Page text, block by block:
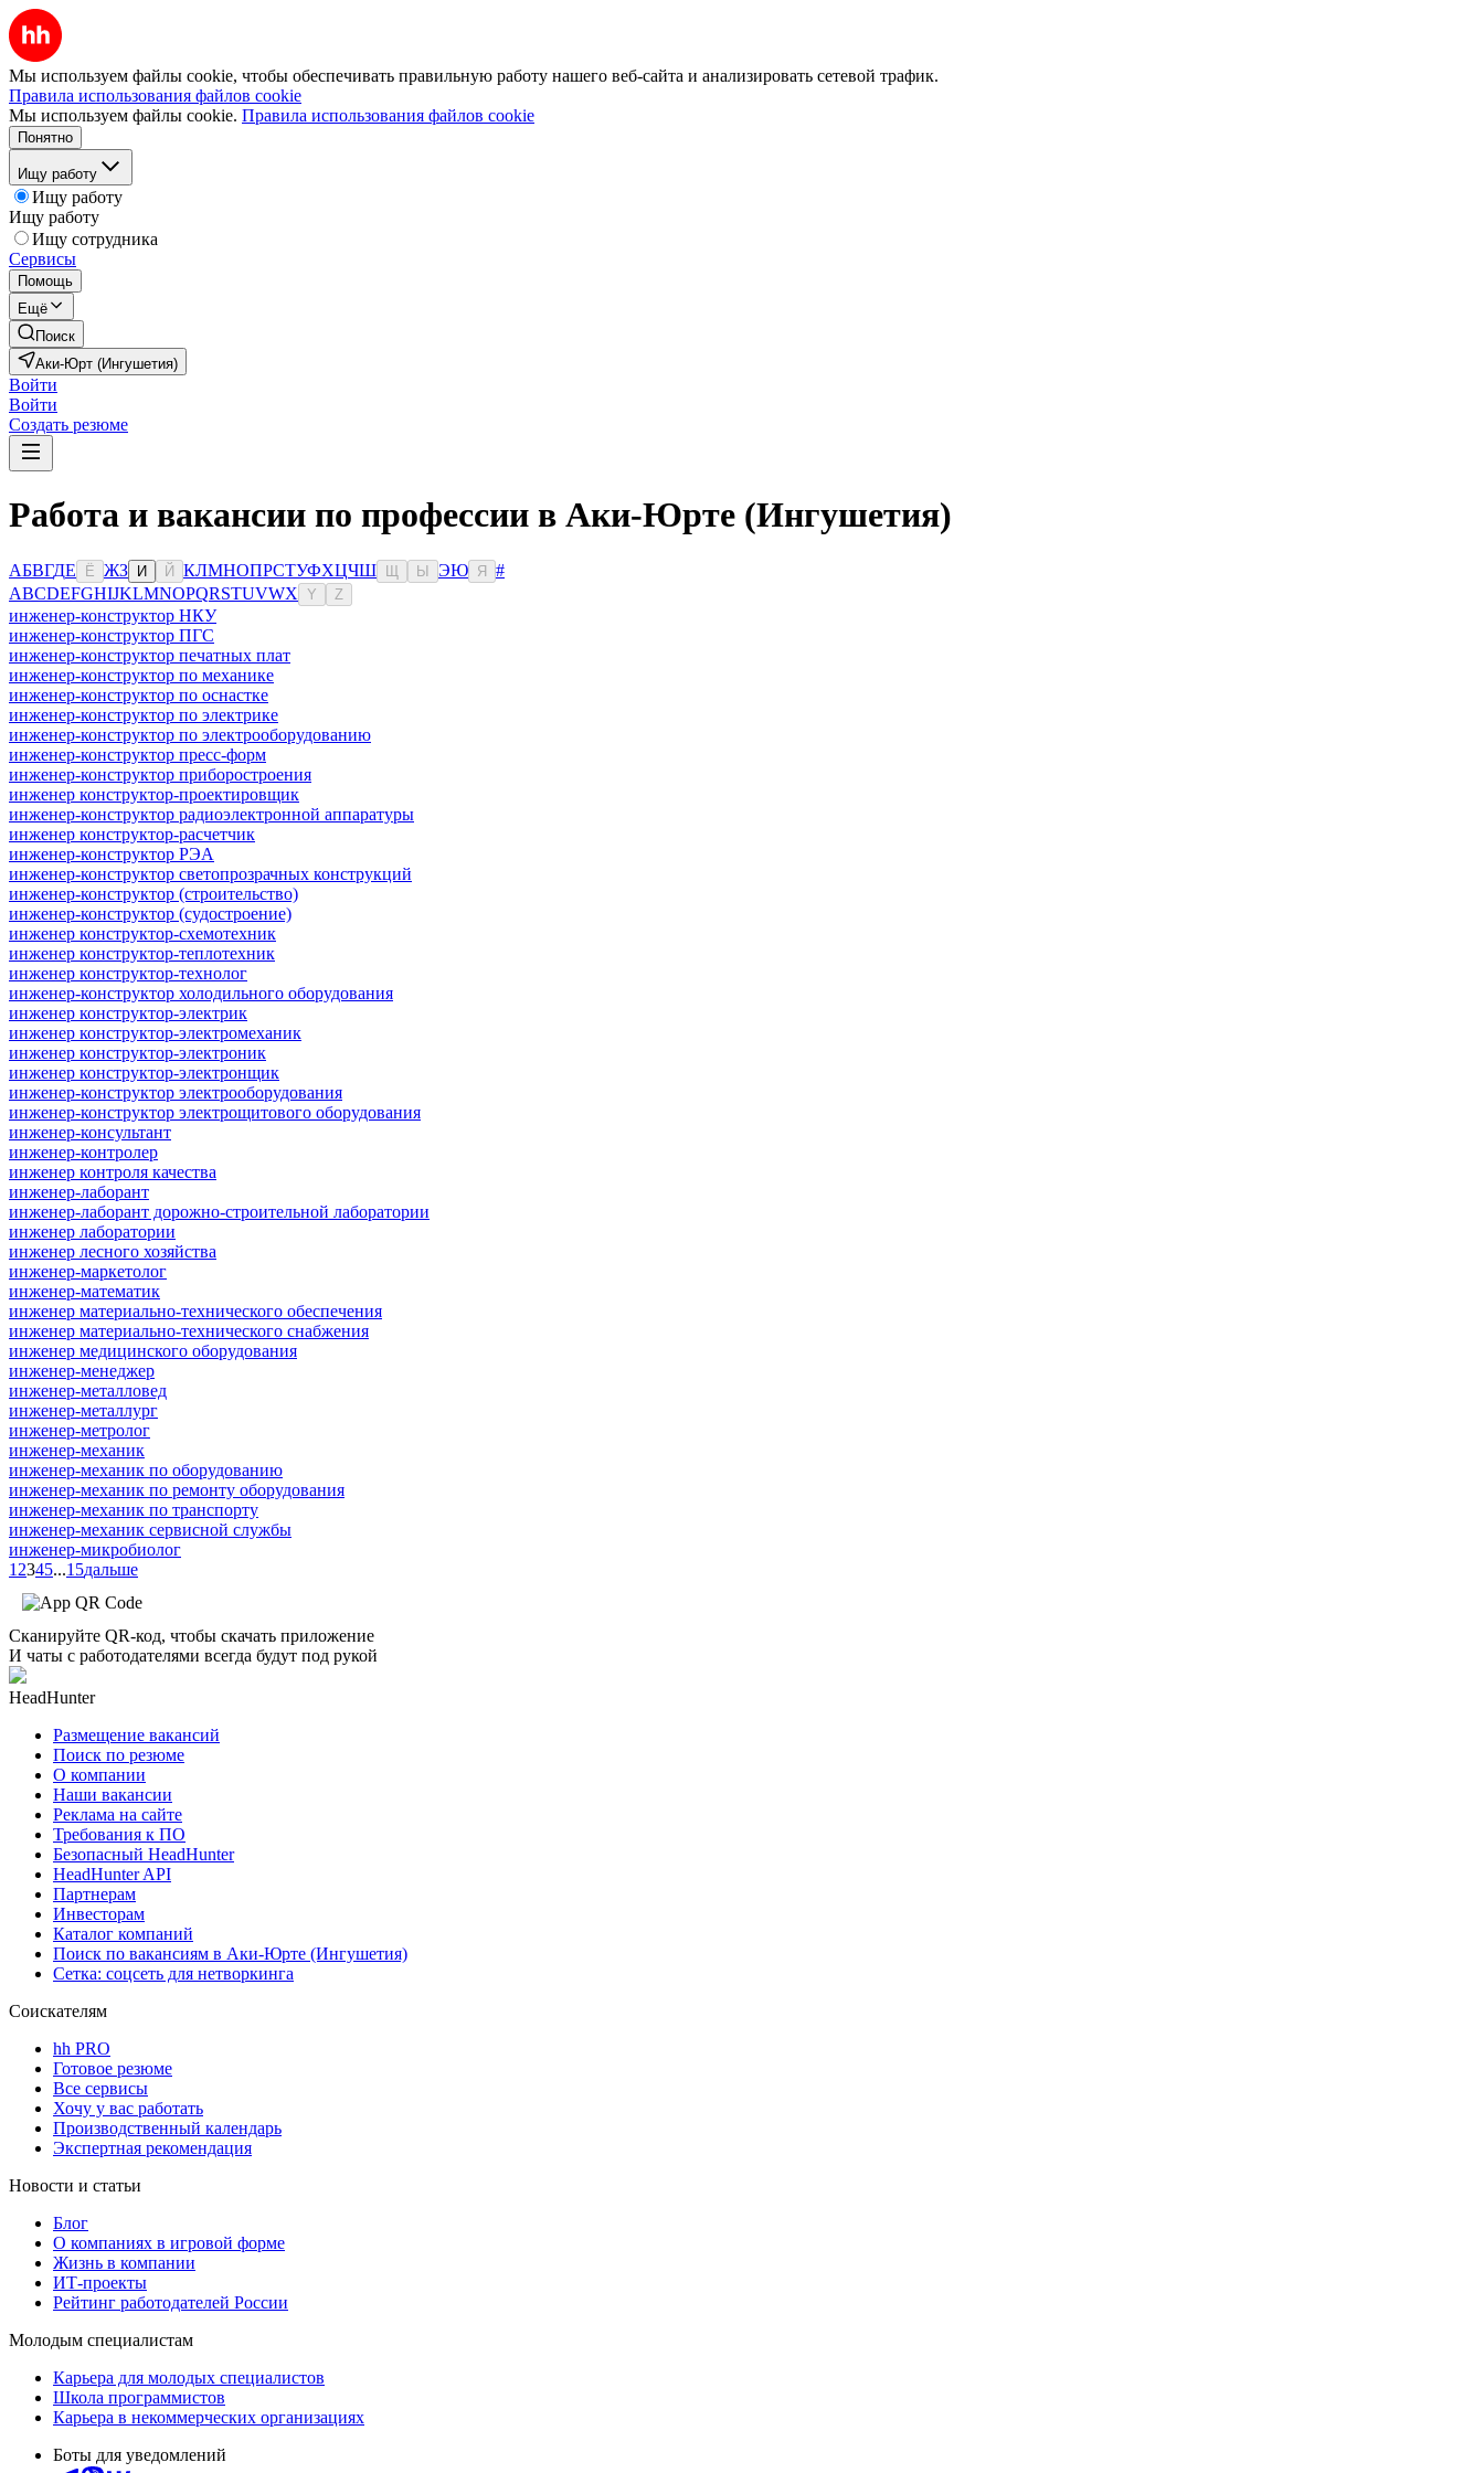
Мы используем файлы cookie, чтобы обеспечивать правильную работу нашего веб-сайта и анализировать сетевой трафик.
Правила использования файлов cookie
Мы используем файлы cookie. Правила использования файлов cookie
Понятно
Ищу работу
Ищу работу
Ищу работу
Ищу сотрудника
Сервисы
Помощь
Ещё
Поиск
Аки-Юрт (Ингушетия)
Войти
Войти
Создать резюме
Работа и вакансии по профессии в Аки-Юрте (Ингушетия)
АБВГДЕ Ё ЖЗ И Й КЛМНОПРСТУФХЦЧШ Ы ЭЮ Я
#
ABCDEFGHIJKLMNOPQRSTUVWX Y Z
инженер-конструктор НКУ
инженер-конструктор ПГС
инженер-конструктор печатных плат
инженер-конструктор по механике
инженер-конструктор по оснастке
инженер-конструктор по электрике
инженер-конструктор по электрооборудованию
инженер-конструктор пресс-форм
инженер-конструктор приборостроения
инженер конструктор-проектировщик
инженер-конструктор радиоэлектронной аппаратуры
инженер конструктор-расчетчик
инженер-конструктор РЭА
инженер-конструктор светопрозрачных конструкций
инженер-конструктор (строительство)
инженер-конструктор (судостроение)
инженер конструктор-схемотехник
инженер конструктор-теплотехник
инженер конструктор-технолог
инженер-конструктор холодильного оборудования
инженер конструктор-электрик
инженер конструктор-электромеханик
инженер конструктор-электроник
инженер конструктор-электронщик
инженер-конструктор электрооборудования
инженер-конструктор электрощитового оборудования
инженер-консультант
инженер-контролер
инженер контроля качества
инженер-лаборант
инженер-лаборант дорожно-строительной лаборатории
инженер лаборатории
инженер лесного хозяйства
инженер-маркетолог
инженер-математик
инженер материально-технического обеспечения
инженер материально-технического снабжения
инженер медицинского оборудования
инженер-менеджер
инженер-металловед
инженер-металлург
инженер-метролог
инженер-механик
инженер-механик по оборудованию
инженер-механик по ремонту оборудования
инженер-механик по транспорту
инженер-механик сервисной службы
инженер-микробиолог
1 2345...15дальше
Сканируйте QR-код, чтобы скачать приложение
И чаты с работодателями всегда будут под рукой
HeadHunter
Размещение вакансий
Поиск по резюме
О компании
Наши вакансии
Реклама на сайте
Требования к ПО
Безопасный HeadHunter
HeadHunter API
Партнерам
Инвесторам
Каталог компаний
Поиск по вакансиям в Аки-Юрте (Ингушетия)
Сетка: соцсеть для нетворкинга
Соискателям
hh PRO
Готовое резюме
Все сервисы
Хочу у вас работать
Производственный календарь
Экспертная рекомендация
Новости и статьи
Блог
О компаниях в игровой форме
Жизнь в компании
ИТ-проекты
Рейтинг работодателей России
Молодым специалистам
Карьера для молодых специалистов
Школа программистов
Карьера в некоммерческих организациях
Боты для уведомлений